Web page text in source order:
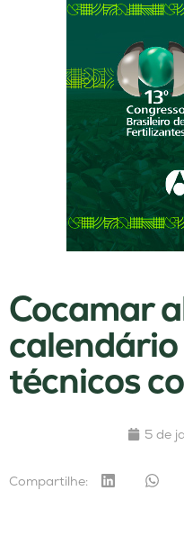
Cocamar
técnicos
5 de
Compartilhe: